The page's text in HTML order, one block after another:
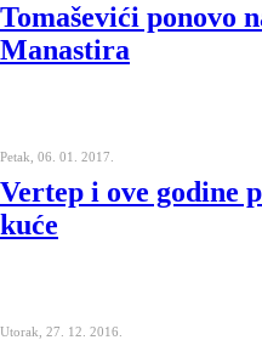
Tomaševići ponovo
Manastira
Petak, 06. 01. 2017.
Vertep i ove godine
kuće
Utorak, 27. 12. 2016.